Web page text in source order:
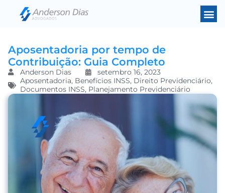
Aposentadoria por tempo de
Contribuição: Guia Completo
Anderson Dias
setembro 16, 2023
Aposentadoria, Benefícios INSS, Direito Previdenciário,
Documentos INSS, Planejamento Previdenciário